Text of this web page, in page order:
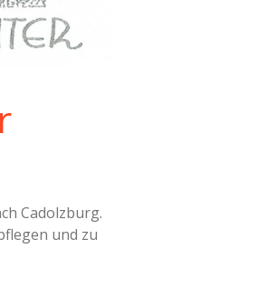
Cadolzburg.
und zu